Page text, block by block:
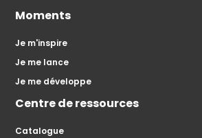
Moments
Je m'inspire
Je me lance
Je me développe
Centre de ressources
Catalogue